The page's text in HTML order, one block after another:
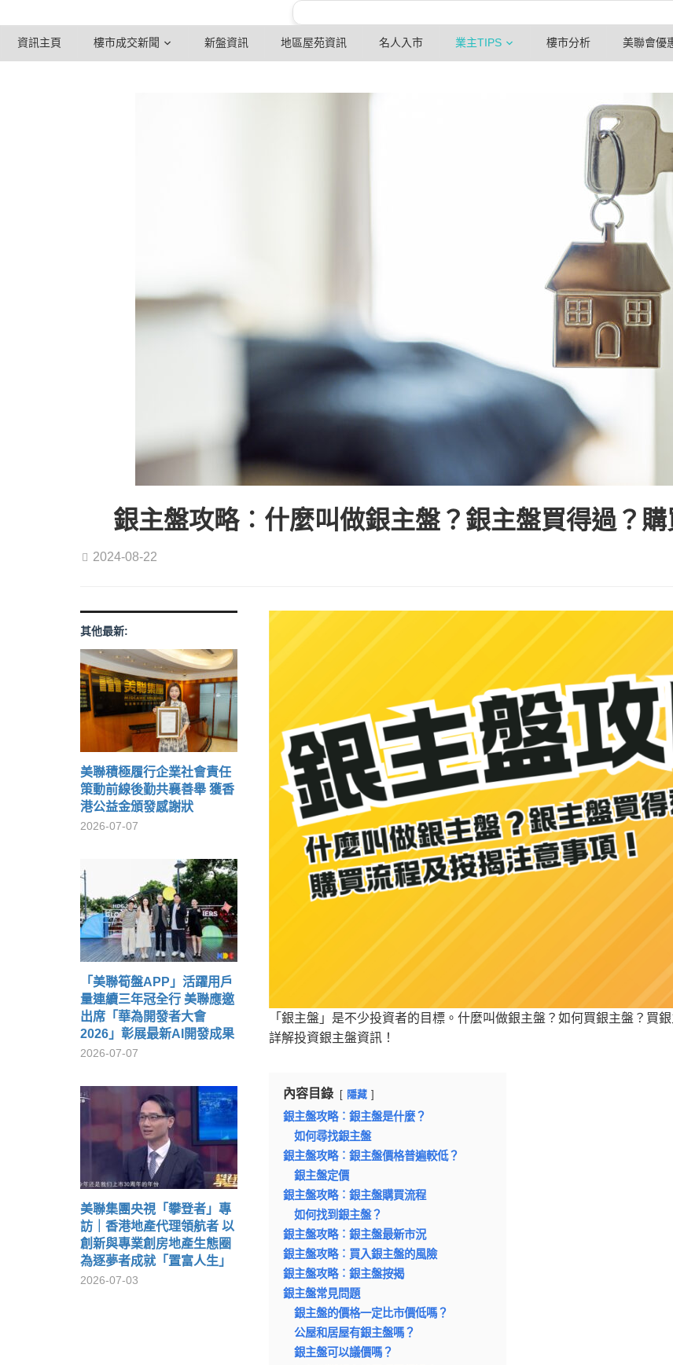
資訊主頁 樓市成交新聞 新盤資訊 地區屋苑資訊 名人入市 業主TIPS 樓市分析 美聯會優
銀主盤攻略︰什麼叫做銀主盤？銀主盤買得過？購
2024-08-22
其他最新:
美聯積極履行企業社會責任
策動前線後勤共襄善舉 獲香
港公益金頒發感謝狀
2026-07-07
「美聯筍盤APP」活躍用戶
量連續三年冠全行 美聯應邀
出席「華為開發者大會
2026」彰展最新AI開發成果
2026-07-07
美聯集團央視「攀登者」專
訪｜香港地產代理領航者 以
創新與專業創房地產生態圈
為逐夢者成就「置富人生」
2026-07-03
「銀主盤」是不少投資者的目標。什麼叫做銀主盤？如何買銀主盤？買
詳解投資銀主盤資訊！
內容目錄 隱藏
銀主盤攻略︰銀主盤是什麼？
如何尋找銀主盤
銀主盤攻略︰銀主盤價格普遍較低？
銀主盤定價
銀主盤攻略︰銀主盤購買流程
如何找到銀主盤？
銀主盤攻略︰銀主盤最新市況
銀主盤攻略︰買入銀主盤的風險
銀主盤攻略︰銀主盤按揭
銀主盤常見問題
銀主盤的價格一定比市價低嗎？
公屋和居屋有銀主盤嗎？
銀主盤可以議價嗎？